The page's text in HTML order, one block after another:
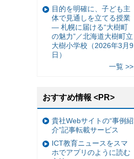
目的を明確に、子ども主
体で見通しを立てる授業
— 札幌に届ける“大樹町
の魅力”／北海道大樹町立
大樹小学校（2026年3月9
日）
一覧 >>
おすすめ情報 <PR>
貴社Webサイトの“事例紹
介”記事転載サービス
ICT教育ニュースをスマ
ホでアプリのように読む